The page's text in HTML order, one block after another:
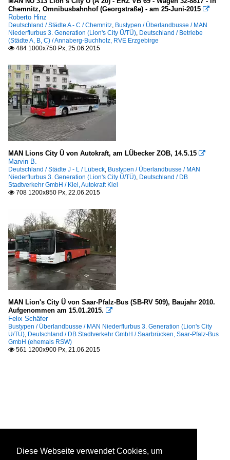
Chemnitz, Omnibusbahnhof (Georgstraße) - am 25-Juni-2015 
Roberto Hinz
Deutschland / Städte A - C / Chemnitz, Bustypen / Überlandbusse / MAN
Niederflurbus 3. Generation (Lion's City Ü/TÜ), Deutschland / Betriebe
(Städte A, B, C) / Annaberg-Buchholz, RVE Erzgebirge
 484 1000x750 Px, 25.06.2015
MAN Lions City Ü von Autokraft, am LÜbecker ZOB, 14.5.15 
Marvin B.
Deutschland / Städte J - L / Lübeck, Bustypen / Überlandbusse / MAN
Niederflurbus 3. Generation (Lion's City Ü/TÜ), Deutschland / DB
Stadtverkehr GmbH / Kiel, Autokraft Kiel
 708 1200x850 Px, 22.06.2015
MAN Lion's City Ü von Saar-Pfalz-Bus (SB-RV 509), Baujahr 2010.
Aufgenommen am 15.01.2015. 
Felix Schäfer
Bustypen / Überlandbusse / MAN Niederflurbus 3. Generation (Lion's City
Ü/TÜ), Deutschland / DB Stadtverkehr GmbH / Saarbrücken, Saar-Pfalz-Bus
GmbH (ehemals RSW)
 561 1200x900 Px, 21.06.2015
Diese Webseite verwendet Cookies, um